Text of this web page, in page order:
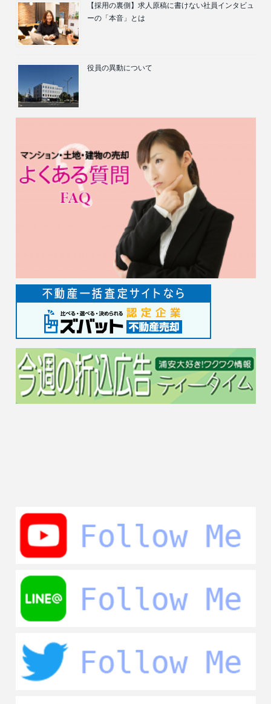
【採用の裏側】求人原稿に書けない社員インタビュ
ーの「本音」とは
役員の異動について